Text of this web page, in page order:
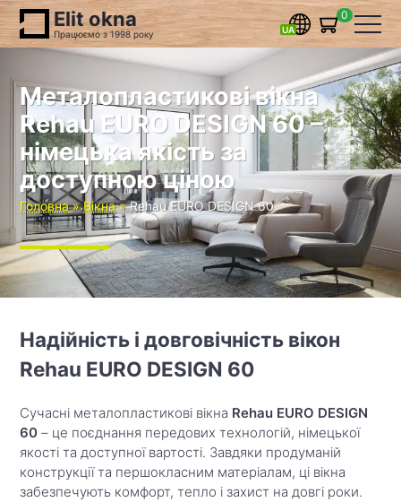
Elit okna
Працюємо з 1998 року
0
Металопластикові вікна
Rehau EURO DESIGN 60 –
німецька якість за
доступною ціною
Головна Вікна Rehau EURO DESIGN 60
Надійність і довговічність вікон
Rehau EURO DESIGN 60
Сучасні металопластикові вікна Rehau EURO DESIGN
60 – це поєднання передових технологій, німецької
якості та доступної вартості. Завдяки продуманій
конструкції та першокласним матеріалам, ці вікна
забезпечують комфорт, тепло і захист на довгі роки.